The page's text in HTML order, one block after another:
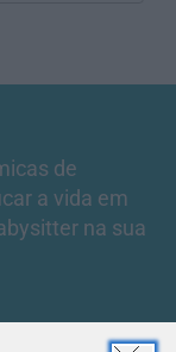
de
a vida em
na sua